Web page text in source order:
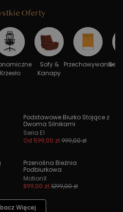
Oferty
Krzesło
Sofy &
Kanapy
Przechowywanie
-40 %
Podstawowe Biurko Stojące z
Dwoma Silnikami
Seria E1
Od 599,00 zł 999,00 zł
Przenośna Bieżnia
Podbiurkowa
MotionX
899,00 zł 1299,00 zł
Więcej